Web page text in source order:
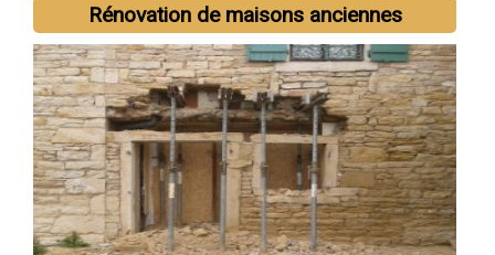
Rénovation de maisons anciennes